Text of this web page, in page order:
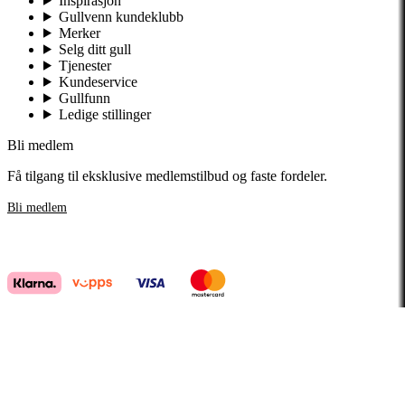
Gullvenn kundeklubb
Merker
Selg ditt gull
Tjenester
Kundeservice
Gullfunn
Ledige stillinger
Bli medlem
Få tilgang til eksklusive medlemstilbud og faste fordeler.
Bli medlem